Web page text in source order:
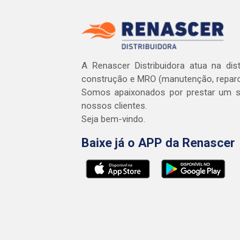
A Renascer Distribuidora atua na
construção e MRO (manutenção,
Somos apaixonados por prestar um
nossos clientes.
Seja bem-vindo.
Baixe já o APP da Renascer